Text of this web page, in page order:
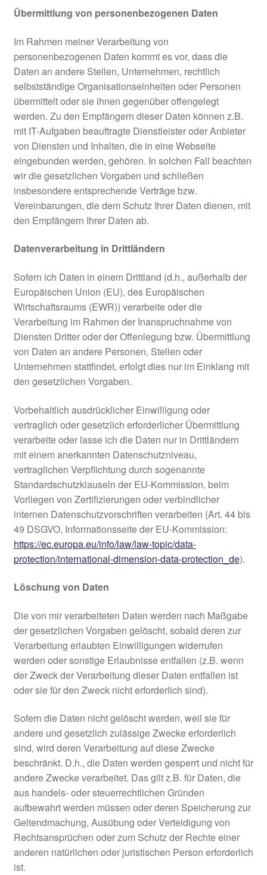
Übermittlung von personenbezogenen Daten
Im Rahmen meiner Verarbeitung von
personenbezogenen Daten kommt es vor, dass die
Daten an andere Stellen, Unternehmen, rechtlich
selbstständige Organisationseinheiten oder Personen
übermittelt oder sie ihnen gegenüber offengelegt
werden. Zu den Empfängern dieser Daten können z.B.
mit IT-Aufgaben beauftragte Dienstleister oder Anbieter
von Diensten und Inhalten, die in eine Webseite
eingebunden werden, gehören. In solchen Fall beachten
wir die gesetzlichen Vorgaben und schließen
insbesondere entsprechende Verträge bzw.
Vereinbarungen, die dem Schutz Ihrer Daten dienen, mit
den Empfängern Ihrer Daten ab.
Datenverarbeitung in Drittländern
Sofern ich Daten in einem Drittland (d.h., außerhalb der
Europäischen Union (EU), des Europäischen
Wirtschaftsraums (EWR)) verarbeite oder die
Verarbeitung im Rahmen der Inanspruchnahme von
Diensten Dritter oder der Offenlegung bzw. Übermittlung
von Daten an andere Personen, Stellen oder
Unternehmen stattfindet, erfolgt dies nur im Einklang mit
den gesetzlichen Vorgaben.
Vorbehaltlich ausdrücklicher Einwilligung oder
vertraglich oder gesetzlich erforderlicher Übermittlung
verarbeite oder lasse ich die Daten nur in Drittländern
mit einem anerkannten Datenschutzniveau,
vertraglichen Verpflichtung durch sogenannte
Standardschutzklauseln der EU-Kommission, beim
Vorliegen von Zertifizierungen oder verbindlicher
internen Datenschutzvorschriften verarbeiten (Art. 44 bis
49 DSGVO, Informationsseite der EU-Kommission:
https://ec.europa.eu/info/law/law-topic/data-
protection/international-dimension-data-protection_de).
Löschung von Daten
Die von mir verarbeiteten Daten werden nach Maßgabe
der gesetzlichen Vorgaben gelöscht, sobald deren zur
Verarbeitung erlaubten Einwilligungen widerrufen
werden oder sonstige Erlaubnisse entfallen (z.B. wenn
der Zweck der Verarbeitung dieser Daten entfallen ist
oder sie für den Zweck nicht erforderlich sind).
Sofern die Daten nicht gelöscht werden, weil sie für
andere und gesetzlich zulässige Zwecke erforderlich
sind, wird deren Verarbeitung auf diese Zwecke
beschränkt. D.h., die Daten werden gesperrt und nicht für
andere Zwecke verarbeitet. Das gilt z.B. für Daten, die
aus handels- oder steuerrechtlichen Gründen
aufbewahrt werden müssen oder deren Speicherung zur
Geltendmachung, Ausübung oder Verteidigung von
Rechtsansprüchen oder zum Schutz der Rechte einer
anderen natürlichen oder juristischen Person erforderlich
ist.